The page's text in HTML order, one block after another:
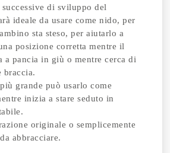
di sviluppo del
ideale da usare come nido, per
sta steso, per aiutarlo a
posizione corretta mentre il
a pancia in giù o mentre cerca di
braccia.
grande può usarlo come
inizia a stare seduto in
originale o semplicemente
abbracciare.